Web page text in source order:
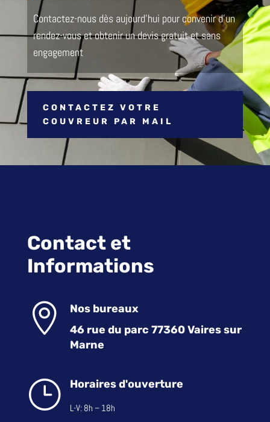
Contactez-nous dès aujourd’hui pour convenir d’un
rendez-vous et obtenir un devis gratuit et sans
engagement
CONTACTEZ VOTRE
COUVREUR PAR MAIL
Contact et
Informations

Nos bureaux
46 rue du parc 77360 Vaires sur
Marne
} Horaires d'ouverture
L-V: 8h – 18h